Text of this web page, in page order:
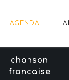
AGENDA
chanson
francaise